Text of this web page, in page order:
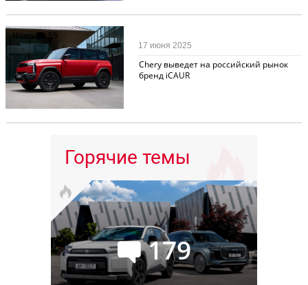
Новости55
Chery выведет на российский рынок
бренд iCAUR
17 июня 2025
Горячие темы
179